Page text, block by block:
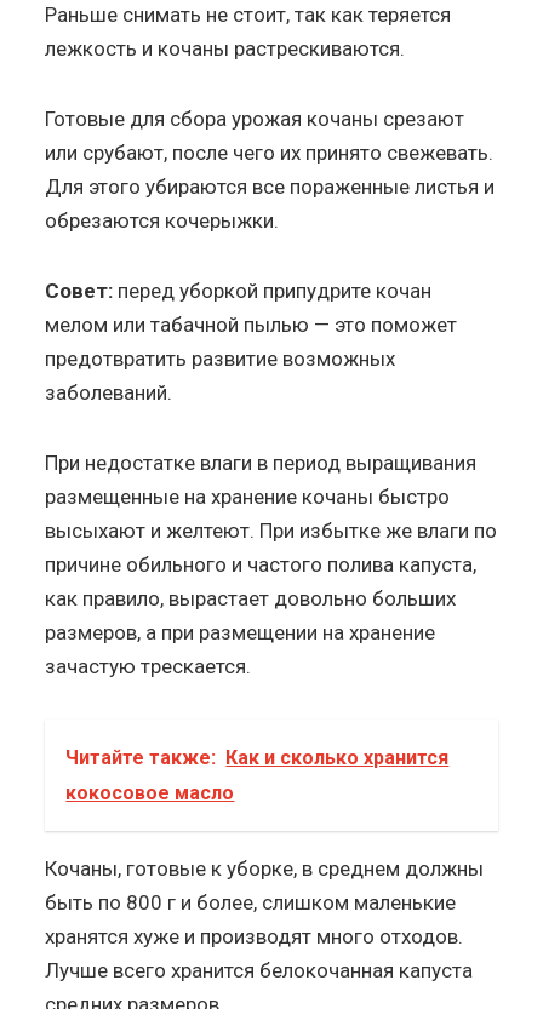
Раньше снимать не стоит, так как теряется
лежкость и кочаны растрескиваются.
Готовые для сбора урожая кочаны срезают
или срубают, после чего их принято свежевать.
Для этого убираются все пораженные листья и
обрезаются кочерыжки.
Совет: перед уборкой припудрите кочан
мелом или табачной пылью — это поможет
предотвратить развитие возможных
заболеваний.
При недостатке влаги в период выращивания
размещенные на хранение кочаны быстро
высыхают и желтеют. При избытке же влаги по
причине обильного и частого полива капуста,
как правило, вырастает довольно больших
размеров, а при размещении на хранение
зачастую трескается.
Читайте также: Как и сколько хранится
кокосовое масло
Кочаны, готовые к уборке, в среднем должны
быть по 800 г и более, слишком маленькие
хранятся хуже и производят много отходов.
Лучше всего хранится белокочанная капуста
средних размеров.